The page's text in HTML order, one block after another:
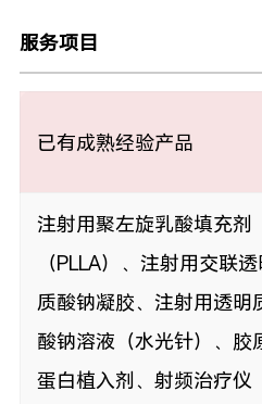
服务项目
已有成熟经验产品
注射用聚左旋乳酸填充剂
（PLLA）、注射用交联
质酸钠凝胶、注射用透明
酸钠溶液（水光针）、胶
蛋白植入剂、射频治疗仪